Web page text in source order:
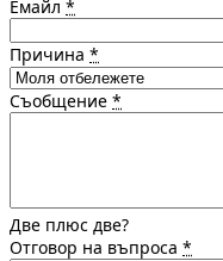
Емайл *
Причина *
Съобщение *
Две плюс две?
Отговор на въпроса *